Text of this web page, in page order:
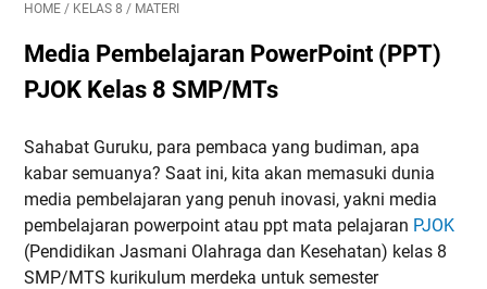
HOME / KELAS 8 / MATERI
Media Pembelajaran PowerPoint (PPT)
PJOK Kelas 8 SMP/MTs
Sahabat Guruku, para pembaca yang budiman, apa
kabar semuanya? Saat ini, kita akan memasuki dunia
media pembelajaran yang penuh inovasi, yakni media
pembelajaran powerpoint atau ppt mata pelajaran PJOK
(Pendidikan Jasmani Olahraga dan Kesehatan) kelas 8
SMP/MTS kurikulum merdeka untuk semester